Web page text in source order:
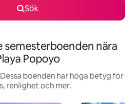
Sök
semesterboenden nära
Popoyo
boenden har höga betyg för
renlighet och mer.